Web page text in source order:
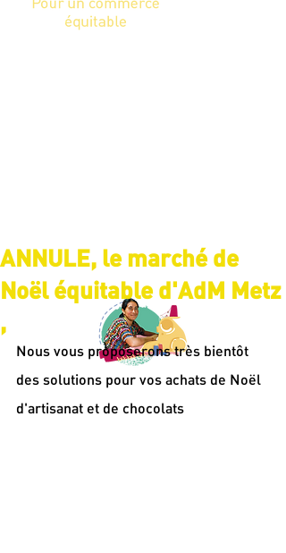
ANNULE, le marché de
Noël équitable d'AdM Metz
,
Nous vous proposerons très bientôt
des solutions pour vos achats de Noël
d'artisanat et de chocolats